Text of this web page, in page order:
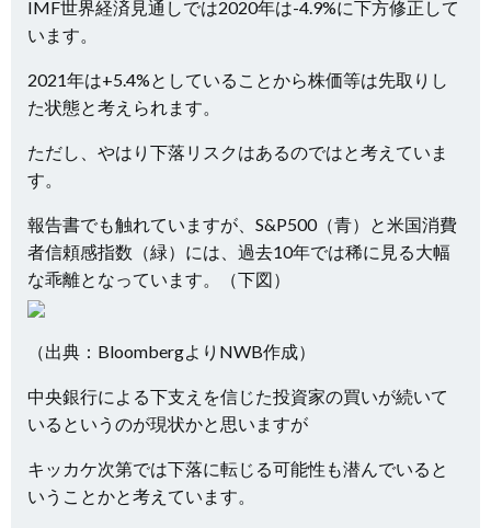
IMF世界経済見通しでは2020年は-4.9%に下方修正して
います。
2021年は+5.4%としていることから株価等は先取りし
た状態と考えられます。
ただし、やはり下落リスクはあるのではと考えていま
す。
報告書でも触れていますが、S&P500（青）と米国消費
者信頼感指数（緑）には、過去10年では稀に見る大幅
な乖離となっています。（下図）
（出典：BloombergよりNWB作成）
中央銀行による下支えを信じた投資家の買いが続いて
いるというのが現状かと思いますが
キッカケ次第では下落に転じる可能性も潜んでいると
いうことかと考えています。